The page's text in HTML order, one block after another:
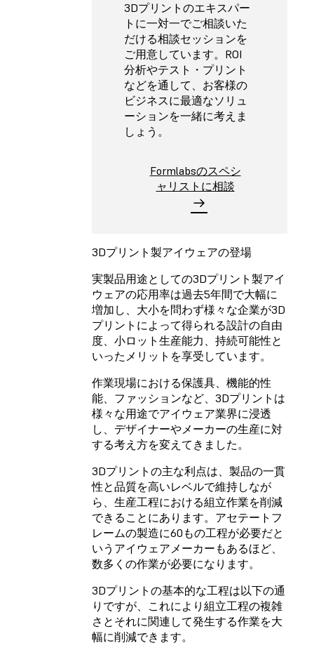
3Dプリントのエキスパー
トに一対一でご相談いた
だける相談セッションを
ご用意しています。ROI
分析やテスト・プリント
などを通して、お客様の
ビジネスに最適なソリュ
ーションを一緒に考えま
しょう。
Formlabsのスペシ
ャリストに相談
3Dプリント製アイウェアの登場
実製品用途としての3Dプリント製アイ
ウェアの応用率は過去5年間で大幅に
増加し、大小を問わず様々な企業が3D
プリントによって得られる設計の自由
度、小ロット生産能力、持続可能性と
いったメリットを享受しています。
作業現場における保護具、機能的性
能、ファッションなど、3Dプリントは
様々な用途でアイウェア業界に浸透
し、デザイナーやメーカーの生産に対
する考え方を変えてきました。
3Dプリントの主な利点は、製品の一貫
性と品質を高いレベルで維持しなが
ら、生産工程における組立作業を削減
できることにあります。アセテートフ
レームの製造に60もの工程が必要だと
いうアイウェアメーカーもあるほど、
数多くの作業が必要になります。
3Dプリントの基本的な工程は以下の通
りですが、これにより組立工程の複雑
さとそれに関連して発生する作業を大
幅に削減できます。